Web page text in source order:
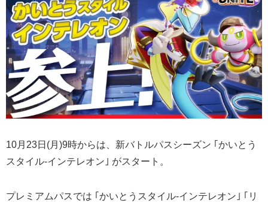
10月23日(月)9時からは、新バトルパスシーズン ｢かいとう
スタイル-インテレオン｣ がスタート。
プレミアムパスでは ｢かいとうスタイル-インテレオン｣ ｢リ